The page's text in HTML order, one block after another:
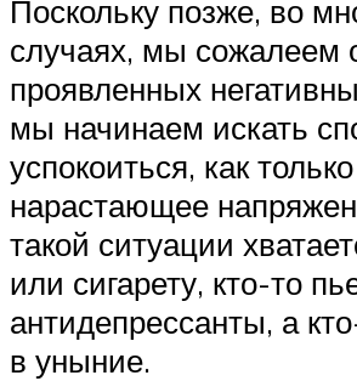
Поскольку позже, во
случаях, мы сожалеем
проявленных
мы начинаем искать
успокоиться, как
нарастающее
такой ситуации
или сигарету, кто-то
антидепрессанты, а
в уныние.